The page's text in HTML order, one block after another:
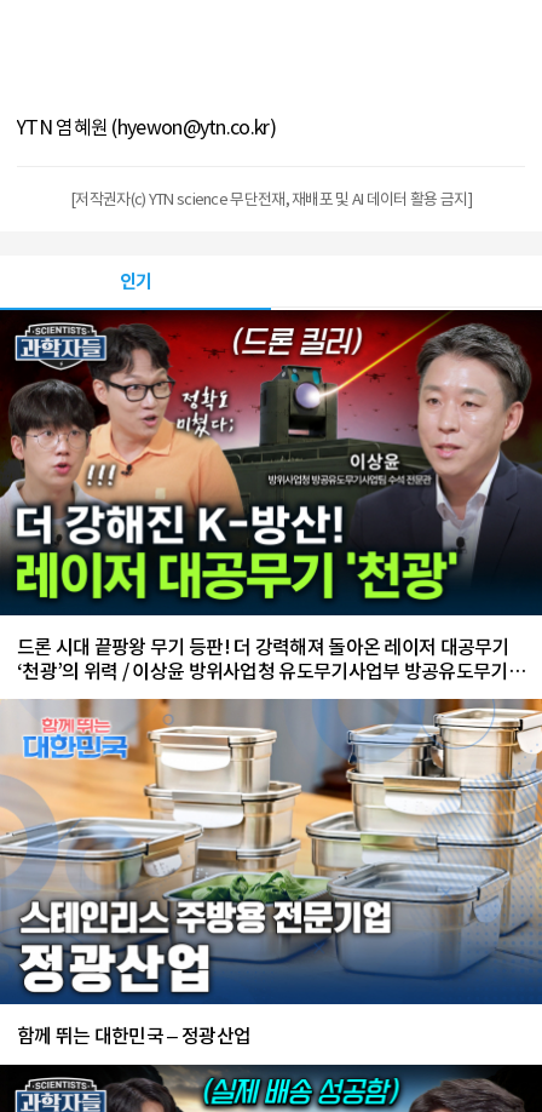
YTN 염혜원 (hyewon@ytn.co.kr)
[저작권자(c) YTN science 무단전재, 재배포 및 AI 데이터 활용 금지]
인기
드론 시대 끝팡왕 무기 등판! 더 강력해져 돌아온 레이저 대공무기
‘천광’의 위력 / 이상윤 방위사업청 유도무기사업부 방공유도무기사
업팀 수석 전문관
함께 뛰는 대한민국 – 정광산업